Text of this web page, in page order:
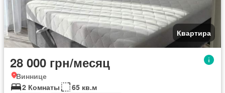
Квартира
28 000 грн/месяц
Виннице
2 Комнаты
65 кв.м